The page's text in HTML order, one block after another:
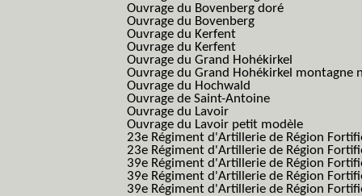
Ouvrage du Bovenberg doré
Ouvrage du Bovenberg
Ouvrage du Kerfent
Ouvrage du Kerfent
Ouvrage du Grand Hohékirkel
Ouvrage du Grand Hohékirkel montagne
Ouvrage du Hochwald
Ouvrage de Saint-Antoine
Ouvrage du Lavoir
Ouvrage du Lavoir petit modèle
23e Régiment d'Artillerie de Région
23e Régiment d'Artillerie de Région
39e Régiment d'Artillerie de Région
39e Régiment d'Artillerie de Région
39e Régiment d'Artillerie de Région